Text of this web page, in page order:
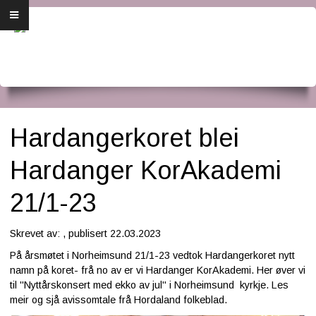
Forside
Dirigenten
For medlemmer
Hardangerkoret blei
Hardanger KorAkademi
21/1-23
Skrevet av: , publisert 22.03.2023
På årsmøtet i Norheimsund 21/1-23 vedtok Hardangerkoret nytt
namn på koret- frå no av er vi Hardanger KorAkademi. Her øver vi
til "Nyttårskonsert med ekko av jul" i Norheimsund kyrkje. Les
meir og sjå avissomtale frå Hordaland folkeblad.